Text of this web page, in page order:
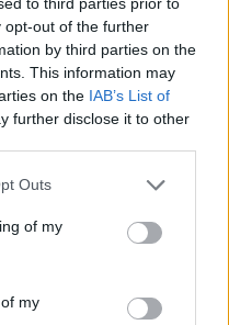
opt-out of the further
by third parties on the
This information may
on the IAB’s List of
further disclose it to other
Outs
of my
my
voto